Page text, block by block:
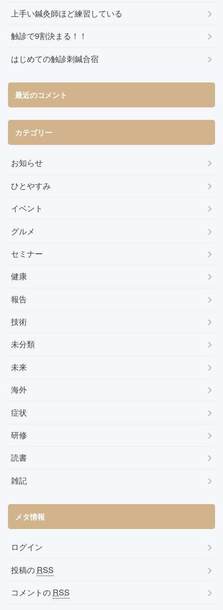
上手い鍼灸師ほど練習している
触診で9割決まる！！
はじめての触診刺鍼合宿
最近のコメント
カテゴリー
お知らせ
ひとやすみ
イベント
グルメ
セミナー
健康
報告
技術
未分類
未来
海外
症状
研修
読書
雑記
メタ情報
ログイン
投稿の RSS
コメントの RSS